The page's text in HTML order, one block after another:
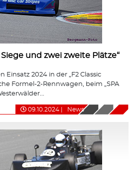
Siege und zwei zweite Plätze“
Einsatz 2024 in der „F2 Classic
Formel-2-Rennwagen, beim „SPA
09.10.2024 News